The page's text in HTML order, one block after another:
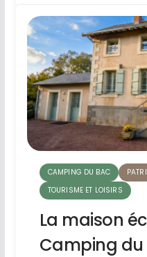
CAMPING DU BAC
TOURISME ET LOISIRS
La maison
Camping du